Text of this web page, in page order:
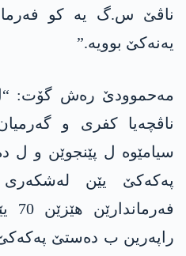
ناڤێ س.گ یە کو
یەنەکێ بوویە.”
مەحموودێ رەش گۆت:
ناڤچەیا کفری و
سیامێوە ل پێنجوێن و ل
پەکەکێ یێن
راپەرین ب دەستێ